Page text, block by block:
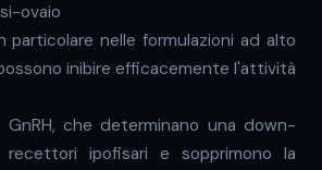
ovaio
particolare nelle formulazioni ad alto
inibire efficacemente l'attività
che determinano una down-
recettori ipofisari e sopprimono la